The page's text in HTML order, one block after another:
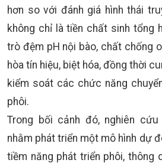
hơn so với đánh giá hình thái
không chỉ là tiền chất sinh tổng
trò đệm pH nội bào, chất chống
hòa tín hiệu, biệt hóa, đồng thời
kiểm soát các chức năng
phôi.
Trong bối cảnh đó, nghiên
nhằm phát triển một mô hình dự
tiềm năng phát triển phôi, thông